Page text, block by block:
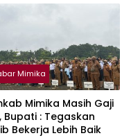
Mimika
Mimika Masih Gaji
Bupati : Tegaskan
Bekerja Lebih Baik